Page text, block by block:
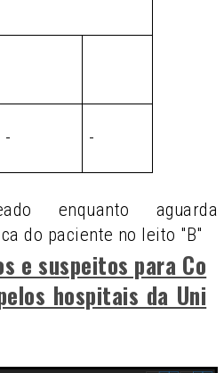
- -
enquanto aguarda
do paciente no leito "B"
e suspeitos para Co
hospitais da Uni